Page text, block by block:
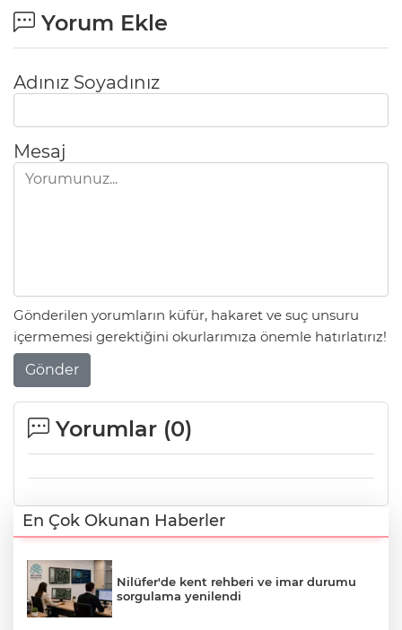
Yorum Ekle
Adınız Soyadınız
Mesaj
Gönderilen yorumların küfür, hakaret ve suç unsuru
içermemesi gerektiğini okurlarımıza önemle hatırlatırız!
Gönder
Yorumlar (0)
En Çok Okunan Haberler
Nilüfer'de kent rehberi ve imar durumu
sorgulama yenilendi